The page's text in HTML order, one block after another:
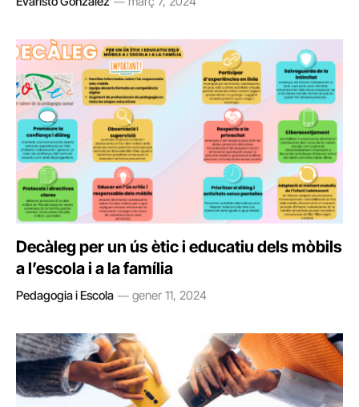
Decàleg per un ús ètic i educatiu dels mòbils
a l’escola i a la família
Pedagogia i Escola gener 11, 2024